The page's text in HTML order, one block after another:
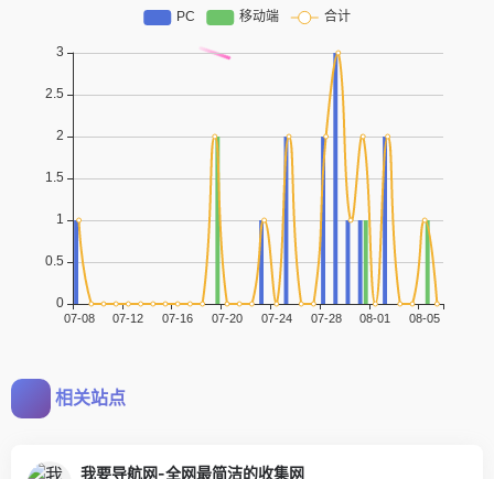
相关站点
我要导航网-全网最简洁的收集网